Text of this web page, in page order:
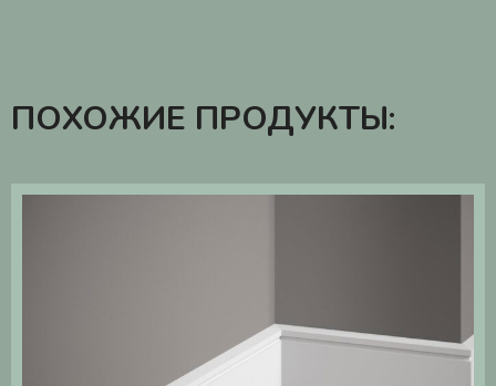
ПОХОЖИЕ ПРОДУКТЫ: